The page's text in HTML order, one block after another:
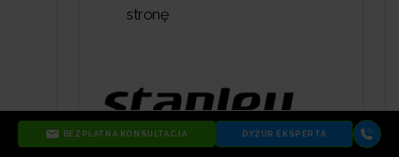
BEZPŁATNA KONSULTACJA DYŻUR EKSPERTA